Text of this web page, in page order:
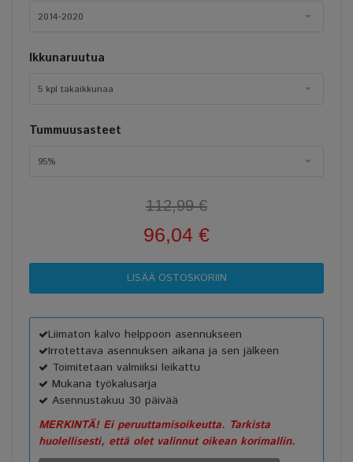
2014-2020
Ikkunaruutua
5 kpl takaikkunaa
Tummuusasteet
95%
112,99 €
96,04 €
Liimaton kalvo helppoon asennukseen
Irrotettava asennuksen aikana ja sen jälkeen
Toimitetaan valmiiksi leikattu
Mukana työkalusarja
Asennustakuu 30 päivää
MERKINTÄ! Ei peruuttamisoikeutta. Tarkista
huolellisesti, että olet valinnut oikean korimallin.